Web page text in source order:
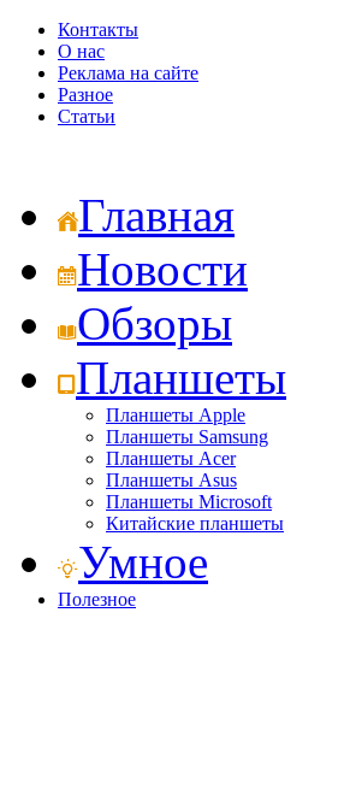
Контакты
О нас
Реклама на сайте
Разное
Статьи
Главная
Новости
Обзоры
Планшеты
Планшеты Apple
Планшеты Samsung
Планшеты Acer
Планшеты Asus
Планшеты Microsoft
Китайские планшеты
Умное
Полезное